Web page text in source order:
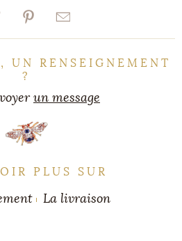
UN RENSEIGNEMENT
?
un message
PLUS SUR
La livraison